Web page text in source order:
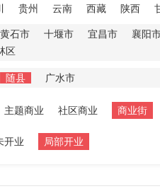
贵州 云南 西藏 陕西
黄石市 十堰市 宜昌市
襄阳
区
随县 广水市
主题商业 社区商业 商业街
开业 局部开业